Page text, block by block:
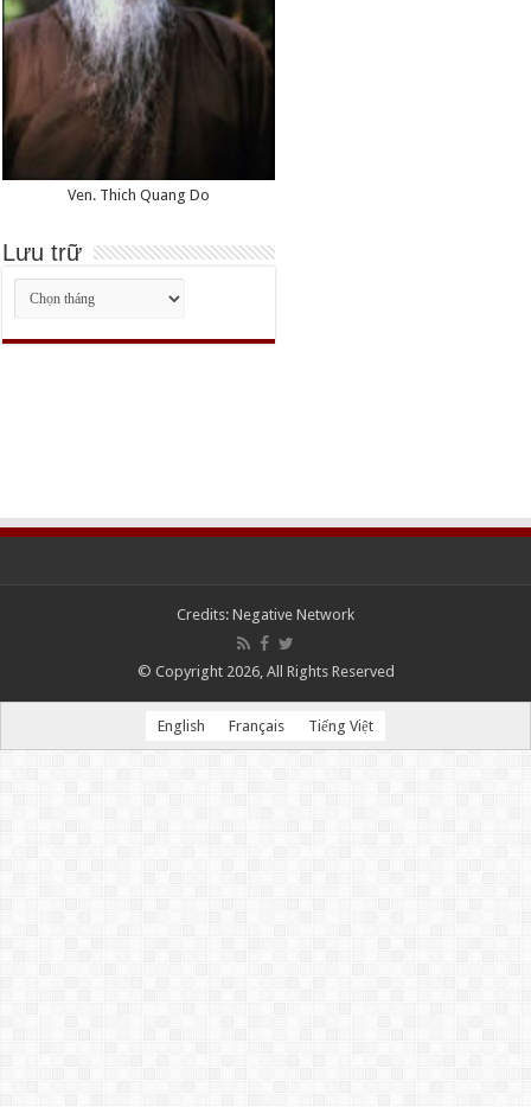
Ven. Thich Quang Do
Lưu trữ
Lưu
trữ
Credits: Negative Network
© Copyright 2026, All Rights Reserved
English Français Tiếng Việt